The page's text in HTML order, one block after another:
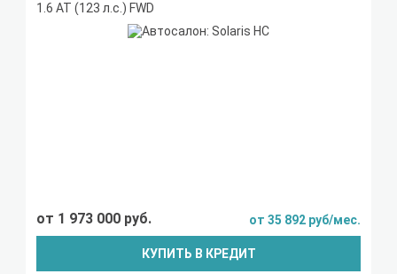
1.6 AT (123 л.с.) FWD
от 1 973 000 руб. от 35 892 руб/мес.
КУПИТЬ В КРЕДИТ